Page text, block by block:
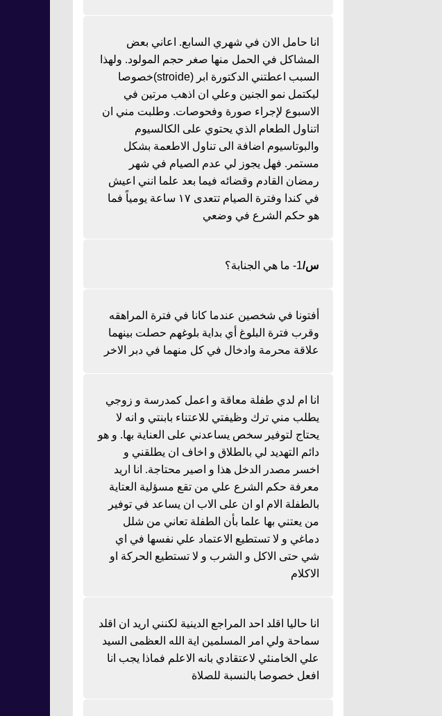
انا حامل الان في شهري السابع. اعاني بعض
المشاكل في الحمل منها صغر حجم المولود. ولهذا
السبب اعطتني الدكتورة ابر (stroide)خصوصا
ليكتمل نمو الجنين وعلي ان اذهب مرتين في
الاسبوع لإجراء صورة وفحوصات. وطلبت مني ان
اتناول الطعام الذي يحتوي على الكالسيوم
والبوتاسيوم اضافة الى تناول الاطعمة بشكل
مستمر. فهل يجوز لي عدم الصيام في شهر
رمضان القادم وقضائه فيما بعد علما انني اعيش
في كندا وفترة الصيام تتعدى ١٧ ساعة يومياً فما
هو حكم الشرع في وضعي
س/1- ما هي الجنابة؟
أفتونا في شخصين عندما كانا في فترة المراهقه
وقرب فترة البلوغ أي بداية بلوغهم حصلت بينهما
علاقة محرمة وادخال في كل منهما في دبر الاخر
انا ام لدي طفلة معاقة و اعمل كمدرسة و زوجي
يطلب مني ترك وظيفتي للاعتناء بابنتي و انه لا
يحتاج لتوفير سخص يساعدني على العناية بها. و هو
دائم التهديد لي بالطلاق و اخاف ان يطلقني و
اخسر مصدر الدخل هذا و اصير محتاجة. انا اريد
معرفة حكم الشرع علي من تقع مسؤلية العتاية
بالطفلة الام او ان على الاب ان يساعد في توفير
من يعتني بها علما بأن الطفلة تعاني من شلل
دماغي و لا تستطيع الاعتماد علي نفسها في اي
شي حتى الاكل و الشرب و لا تستطيع الحركة او
الاكلام
انا حاليا اقلد احد المراجع الدينية لكنني اريد ان اقلد
سماحة ولي امر المسلمين اية الله العظمى السيد
علي الخامنئي لاعتقادي بانه الاعلم فماذا يجب انا
افعل خصوصا بالنسبة للصلاة